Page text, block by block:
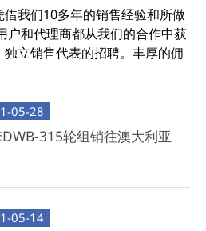
我们10多年的销售经验和所做
户和代理商都从我们的合作中获
立销售代表的招聘。丰厚的佣
05-28
315轮组销往澳大利亚
05-14